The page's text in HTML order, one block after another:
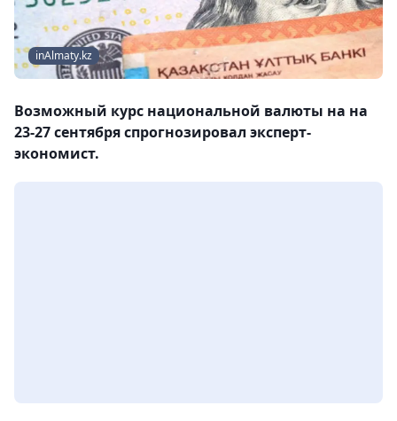
inAlmaty.kz
Возможный курс национальной валюты на на
23-27 сентября спрогнозировал эксперт-
экономист.